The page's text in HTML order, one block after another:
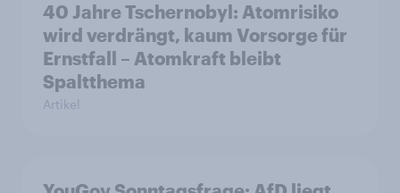
40 Jahre Tschernobyl: Atomrisiko
wird verdrängt, kaum Vorsorge für
Ernstfall – Atomkraft bleibt
Spaltthema
Artikel